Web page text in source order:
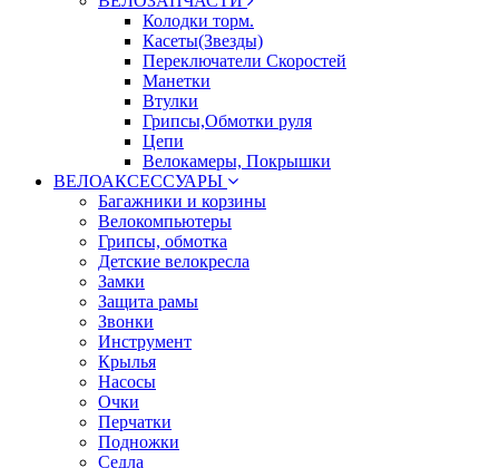
Колодки торм.
Касеты(Звезды)
Переключатели Скоростей
Манетки
Втулки
Грипсы,Обмотки руля
Цепи
Велокамеры, Покрышки
ВЕЛОАКСЕССУАРЫ
Багажники и корзины
Велокомпьютеры
Грипсы, обмотка
Детские велокресла
Замки
Защита рамы
Звонки
Инструмент
Крылья
Насосы
Очки
Перчатки
Подножки
Седла